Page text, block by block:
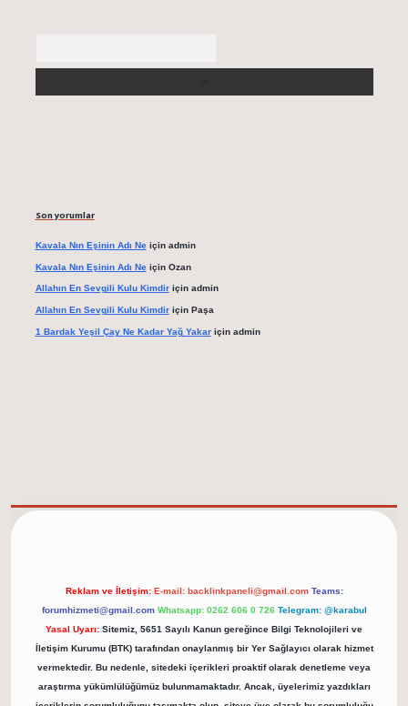
Son yorumlar
Kavala Nın Eşinin Adı Neiçin admin
Kavala Nın Eşinin Adı Neiçin Ozan
Allahın En Sevgili Kulu Kimdiriçin admin
Allahın En Sevgili Kulu Kimdiriçin Paşa
1 Bardak Yeşil Çay Ne Kadar Yağ Yakariçin admin
Reklam ve İletişim: E-mail: backlinkpaneli@gmail.com Teams:
forumhizmeti@gmail.com Whatsapp: 0262 606 0 726 Telegram: @karabul
Yasal Uyarı: Sitemiz, 5651 Sayılı Kanun gereğince Bilgi Teknolojileri ve
İletişim Kurumu (BTK) tarafından onaylanmış bir Yer Sağlayıcı olarak hizmet
vermektedir. Bu nedenle, sitedeki içerikleri proaktif olarak denetleme veya
araştırma yükümlülüğümüz bulunmamaktadır. Ancak, üyelerimiz yazdıkları